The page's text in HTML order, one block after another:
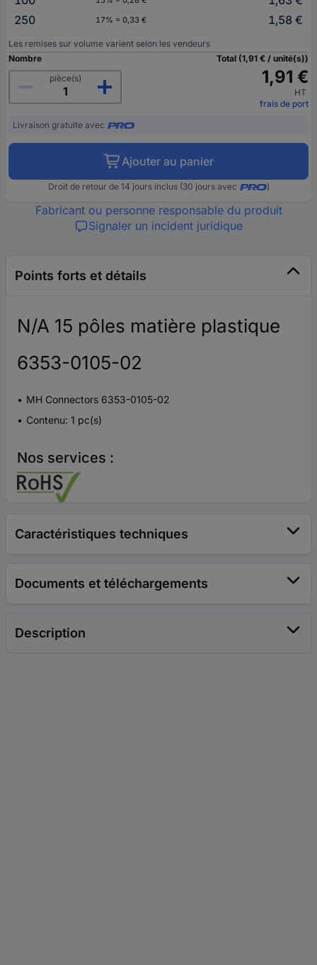
250
17% = 0,33 € 1,58 €
Les remises sur volume varient selon les vendeurs
Nombre
pièce(s)
Total (1,91 € / unité(s))
1,91 €
HT
frais de port
Livraison gratuite avec
Ajouter au panier
Droit de retour de 14 jours inclus (30 jours avec )
Fabricant ou personne responsable du produit
Signaler un incident juridique
Points forts et détails
N/A 15 pôles matière plastique
6353-0105-02
MH Connectors 6353-0105-02
Contenu: 1 pc(s)
Nos services :
Caractéristiques techniques
Documents et téléchargements
Description